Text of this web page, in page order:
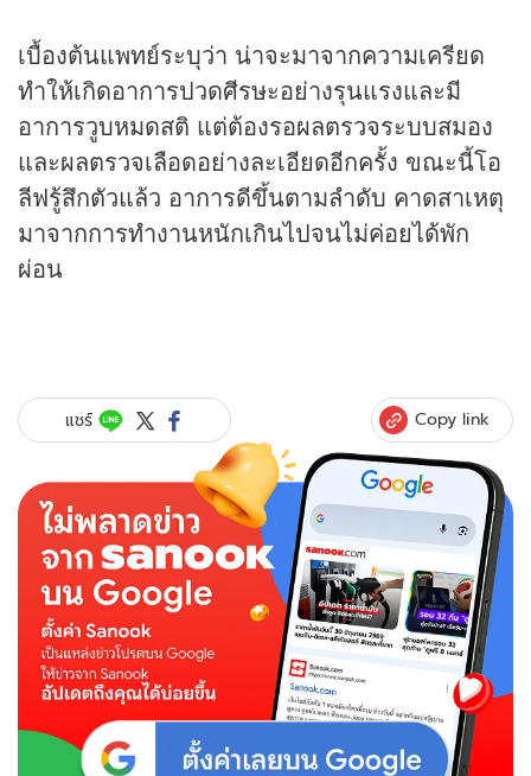
เบื้องต้นแพทย์ระบุว่า น่าจะมาจากความเครียด
ทำให้เกิดอาการปวดศีรษะอย่างรุนแรงและมี
อาการวูบหมดสติ แต่ต้องรอผลตรวจระบบสมอง
และผลตรวจเลือดอย่างละเอียดอีกครั้ง ขณะนี้โอ
ลีฟรู้สึกตัวแล้ว อาการดีขึ้นตามลำดับ คาดสาเหตุ
มาจากการทำงานหนักเกินไปจนไม่ค่อยได้พัก
ผ่อน
แชร์ Copy link